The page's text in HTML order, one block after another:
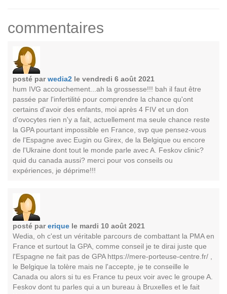
commentaires
posté parwedia2 le vendredi 6 août 2021
hum IVG accouchement...ah la grossesse!!! bah il faut être
passée par l'infertilité pour comprendre la chance qu'ont
certains d'avoir des enfants, moi après 4 FIV et un don
d'ovocytes rien n'y a fait, actuellement ma seule chance reste
la GPA pourtant impossible en France, svp que pensez-vous
de l'Espagne avec Eugin ou Girex, de la Belgique ou encore
de l'Ukraine dont tout le monde parle avec A. Feskov clinic?
quid du canada aussi? merci pour vos conseils ou
expériences, je déprime!!!
posté parerique le mardi 10 août 2021
Wedia, oh c'est un véritable parcours de combattant la PMA en
France et surtout la GPA, comme conseil je te dirai juste que
l'Espagne ne fait pas de GPA https://mere-porteuse-centre.fr/ ,
le Belgique la tolère mais ne l'accepte, je te conseille le
Canada ou alors si tu es France tu peux voir avec le groupe A.
Feskov dont tu parles qui a un bureau à Bruxelles et le fait